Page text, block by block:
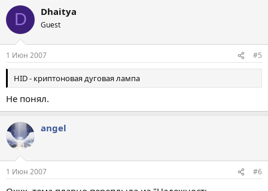
D Dhaitya
Guest
1 Июн 2007 #5
HID - криптоновая дуговая лампа
Не понял.
angel
1 Июн 2007 #6